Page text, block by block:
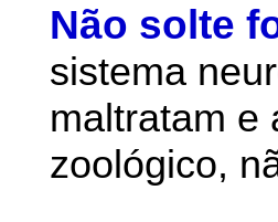
Não solte
sistema
maltratam e
zoológico,